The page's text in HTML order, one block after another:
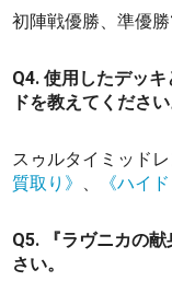
初陣戦優勝、準優
Q4. 使用したデッ
ドを教えてください
スゥルタイミッ
質取り》 、 《ハイ
Q5. 『ラヴニカの
さい。